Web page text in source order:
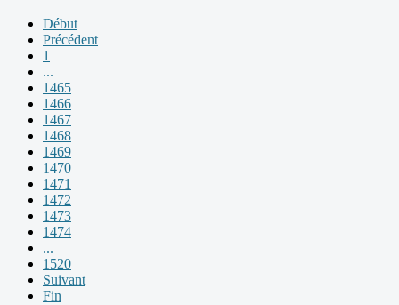
Début
Précédent
1
...
1465
1466
1467
1468
1469
1470
1471
1472
1473
1474
...
1520
Suivant
Fin